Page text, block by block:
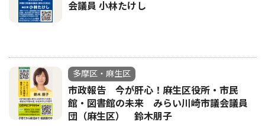
会議員 小林たけし
多摩区・麻生区
市政報告 今が肝心！麻生区役所・市民
館・図書館の未来 みらい川崎市議会議員
団（麻生区） 鈴木朋子